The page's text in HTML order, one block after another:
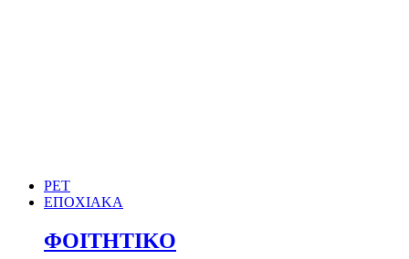
PET
ΕΠΟΧΙΑΚΑ
ΦΟΙΤΗΤΙΚΟ